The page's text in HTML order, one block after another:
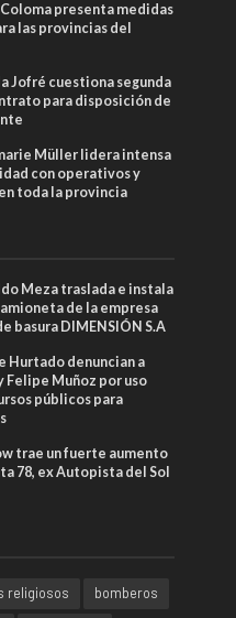
presenta medidas
las provincias del
Jofré cuestiona segunda
para disposición de
Müller lidera intensa
con operativos y
toda la provincia
Meza traslada e instala
de la empresa
basura DIMENSIÓN S.A
Hurtado denuncian a
Felipe Muñoz por uso
públicos para
trae un fuerte aumento
78, ex Autopista del Sol
religiosos
bomberos